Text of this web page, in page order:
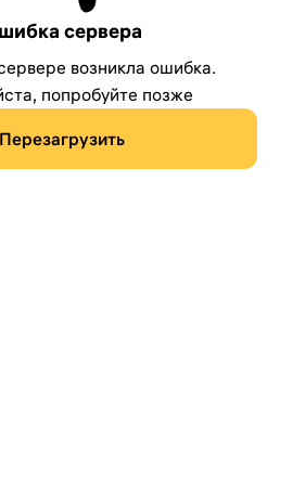
сервера
возникла ошибка.
попробуйте позже
Перезагрузить